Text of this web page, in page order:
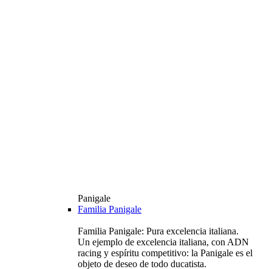
Panigale
Familia Panigale
Familia Panigale: Pura excelencia italiana.
Un ejemplo de excelencia italiana, con ADN
racing y espíritu competitivo: la Panigale es el
objeto de deseo de todo ducatista.